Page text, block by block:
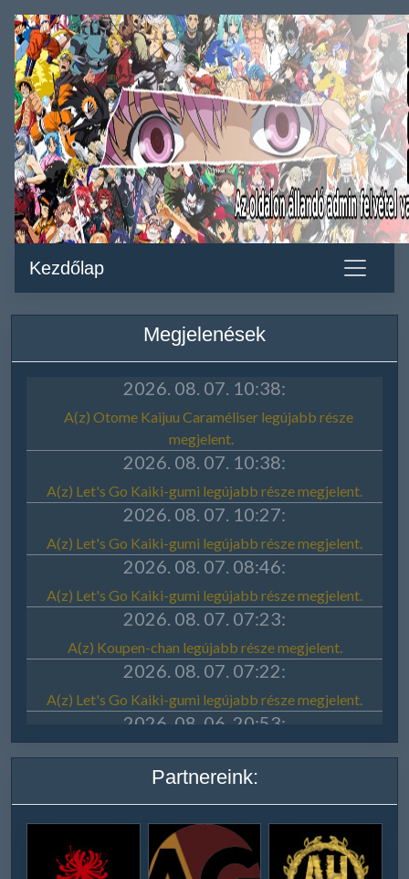
Kezdőlap
Megjelenések
Partnereink: